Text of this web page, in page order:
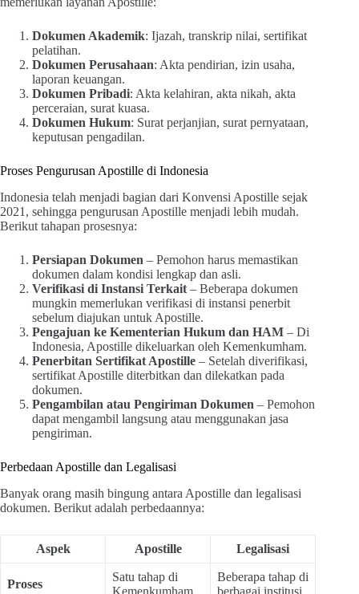
Dokumen Akademik: Ijazah, transkrip nilai, sertifikat
pelatihan.
Dokumen Perusahaan: Akta pendirian, izin usaha,
laporan keuangan.
Dokumen Pribadi: Akta kelahiran, akta nikah, akta
perceraian, surat kuasa.
Dokumen Hukum: Surat perjanjian, surat pernyataan,
keputusan pengadilan.
Proses Pengurusan Apostille di Indonesia
Indonesia telah menjadi bagian dari Konvensi Apostille sejak
2021, sehingga pengurusan Apostille menjadi lebih mudah.
Berikut tahapan prosesnya:
Persiapan Dokumen – Pemohon harus memastikan
dokumen dalam kondisi lengkap dan asli.
Verifikasi di Instansi Terkait – Beberapa dokumen
mungkin memerlukan verifikasi di instansi penerbit
sebelum diajukan untuk Apostille.
Pengajuan ke Kementerian Hukum dan HAM – Di
Indonesia, Apostille dikeluarkan oleh Kemenkumham.
Penerbitan Sertifikat Apostille – Setelah diverifikasi,
sertifikat Apostille diterbitkan dan dilekatkan pada
dokumen.
Pengambilan atau Pengiriman Dokumen – Pemohon
dapat mengambil langsung atau menggunakan jasa
pengiriman.
Perbedaan Apostille dan Legalisasi
Banyak orang masih bingung antara Apostille dan legalisasi
dokumen. Berikut adalah perbedaannya:
Aspek Apostille Legalisasi
Proses
Satu tahap di
Kemenkumham
Beberapa tahap di
berbagai institusi